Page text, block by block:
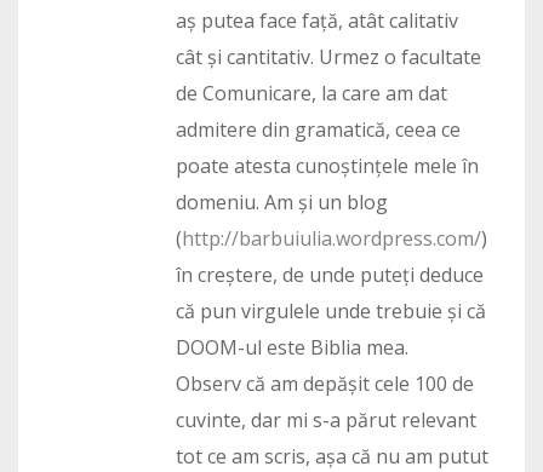
aș putea face față, atât calitativ
cât și cantitativ. Urmez o facultate
de Comunicare, la care am dat
admitere din gramatică, ceea ce
poate atesta cunoștințele mele în
domeniu. Am și un blog
(http://barbuiulia.wordpress.com/)
în creștere, de unde puteți deduce
că pun virgulele unde trebuie și că
DOOM-ul este Biblia mea.
Observ că am depășit cele 100 de
cuvinte, dar mi s-a părut relevant
tot ce am scris, așa că nu am putut